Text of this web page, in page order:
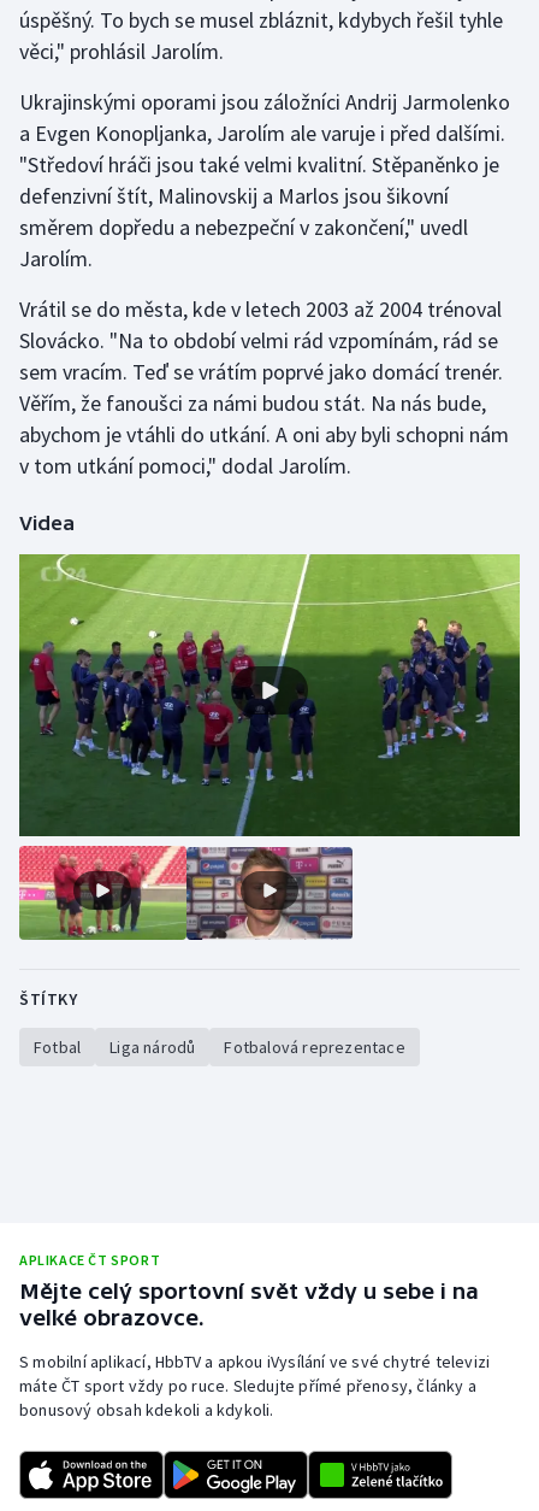
Stolní tenis
Veslování
Vodní slalom
Volejbal
Ostatní
úspěšný. To bych se musel zbláznit, kdybych řešil tyhle
věci," prohlásil Jarolím.
Ukrajinskými oporami jsou záložníci Andrij Jarmolenko
a Evgen Konopljanka, Jarolím ale varuje i před dalšími.
"Středoví hráči jsou také velmi kvalitní. Stěpaněnko je
defenzivní štít, Malinovskij a Marlos jsou šikovní
směrem dopředu a nebezpeční v zakončení," uvedl
Jarolím.
Vrátil se do města, kde v letech 2003 až 2004 trénoval
Slovácko. "Na to období velmi rád vzpomínám, rád se
sem vracím. Teď se vrátím poprvé jako domácí trenér.
Věřím, že fanoušci za námi budou stát. Na nás bude,
abychom je vtáhli do utkání. A oni aby byli schopni nám
v tom utkání pomoci," dodal Jarolím.
Videa
ŠTÍTKY
Fotbal Liga národů Fotbalová reprezentace
APLIKACE ČT SPORT
Mějte celý sportovní svět vždy u sebe i na
velké obrazovce.
S mobilní aplikací, HbbTV a apkou iVysílání ve své chytré televizi
máte ČT sport vždy po ruce. Sledujte přímé přenosy, články a
bonusový obsah kdekoli a kdykoli.